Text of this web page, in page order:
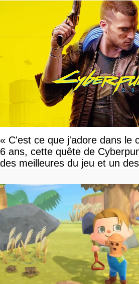
« C'est ce que j'adore dans le
6 ans, cette quête de
des meilleures du jeu et un